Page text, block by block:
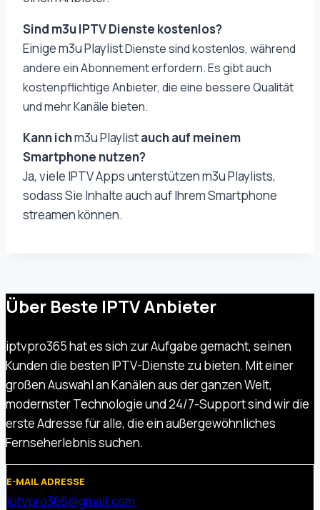
Sind m3u IPTV Dienste kostenlos?
Einige m3u PlaylistDienste sind kostenlos, während
andere ein Abonnement erfordern. Es gibt auch
kostenpflichtige Anbieter, die eine bessere Qualität
und mehr Kanäle bieten.
Kann ichm3u Playlistauch auf meinem
Smartphone nutzen?
Ja, viele IPTV Apps unterstützen m3u Playlists,
sodass Sie Inhalte auch auf Ihrem Smartphone
streamen können.
Über Beste IPTV Anbieter
iptvpro365 hat es sich zur Aufgabe gemacht, seinen
Kunden die besten IPTV-Dienste zu bieten. Mit einer
großen Auswahl an Kanälen aus der ganzen Welt,
modernster Technologie und 24/7-Support sind wir die
erste Adresse für alle, die ein außergewöhnliches
Fernseherlebnis suchen.
E-MAIL ADRESSE
iptvpro366@gmail.com